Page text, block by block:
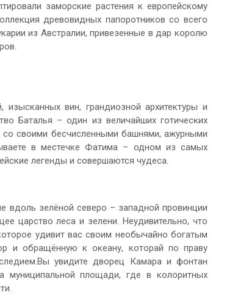
заморские растения к европейскому
древовидных папоротников со всего
из Австралии, привезенные в дар королю
изысканных вин, грандиозной архитектуры и
Баталья – один из величайших готических
своими бесчисленными башнями, ажурными
в местечке Фатима – одном из самых
легенды и совершаются чудеса.
вдоль зелёной северо – западной провинции
царство леса и зелени. Неудивительно, что
удивит вас своим необычайно богатым
и обращённую к океану, которай по праву
увидите дворец Камара и фонтан
муниципальной площади, где в колоритных